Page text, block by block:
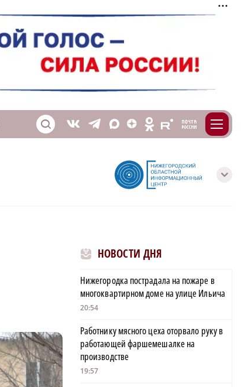
S V T X Z O E m
с
НОВОСТИ ДНЯ
Нижегородка пострадала на пожаре в
многоквартирном доме на улице Ильича
20:54
Работнику мясного цеха оторвало руку в
работающей фаршемешалке на
производстве
19:57